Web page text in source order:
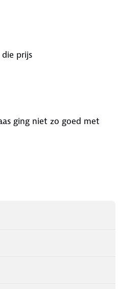
prijs
ging niet zo goed met